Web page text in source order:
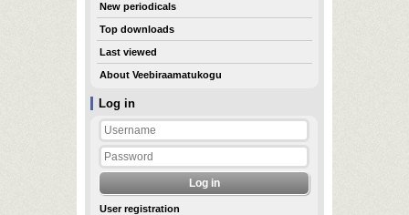
Log in
User registration
New periodicals
Top downloads
Last viewed
About Veebiraamatukogu